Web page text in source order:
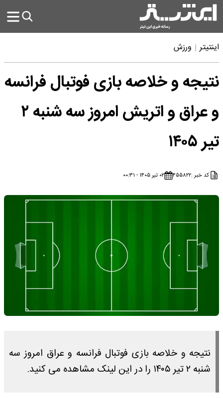
اینتیتر ورزش
نتیجه و خلاصه بازی فوتبال فرانسه
و عراق و اتریش امروز سه شنبه ۲
تیر ۱۴۰۵
کد خبر :۴۵۵۸۲۲ ۰۲ تیر ۱۴۰۵ - ۰۰:۳۱
نتیجه و خلاصه بازی فوتبال فرانسه و عراق امروز سه
شنبه ۲ تیر ۱۴۰۵ را در این لینک مشاهده می کنید.